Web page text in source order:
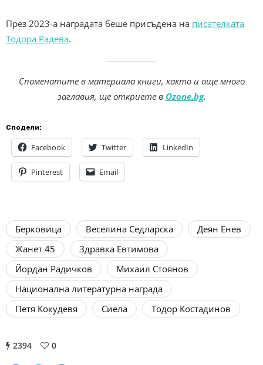
През 2023-а наградата беше присъдена на писателката
Тодора Радева.
Споменатите в материала книги, както и още много
заглавия, ще откриете в Ozone.bg.
Сподели:
Facebook Twitter LinkedIn
Pinterest Email
Берковица Веселина Седларска
Деян Енев
Жанет 45
Здравка Евтимова
Йордан Радичков
Михаил Стоянов
Национална литературна награда
Петя Кокудевя
Сиела Тодор Костадинов
2394 0